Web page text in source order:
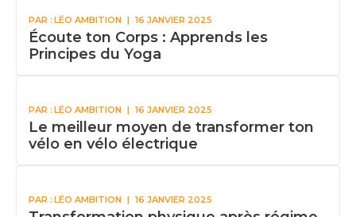
PAR : LÉO AMBITION | 16 JANVIER 2025
Écoute ton Corps : Apprends les
Principes du Yoga
PAR : LÉO AMBITION | 16 JANVIER 2025
Le meilleur moyen de transformer ton
vélo en vélo électrique
PAR : LÉO AMBITION | 16 JANVIER 2025